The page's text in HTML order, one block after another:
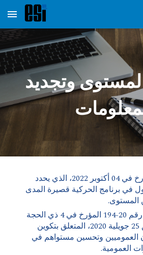
Skip to main content
وتجديد
قرار رقم 1349 مؤرخ في 04 أكتوبر 2022، الذي يحدد
في برنامج الحركية قصيرة المدى
المستوى.
المرسوم التنفيذي رقم 20-194 المؤرخ في 4 ذي الحجة
عام 1441، الموافق 25 جويلية 2020، المتعلق بتكوين
العموميين وتحسين مستواهم في
العمومية.